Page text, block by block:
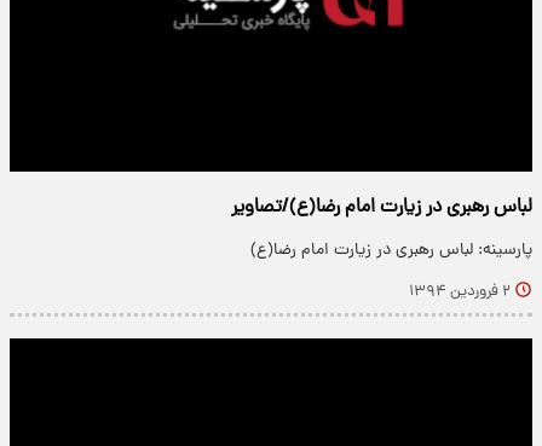
لباس رهبری در زیارت امام رضا(ع)/تصاویر
پارسینه: لباس رهبری در زیارت امام رضا(ع)
۲ فروردین ۱۳۹۴